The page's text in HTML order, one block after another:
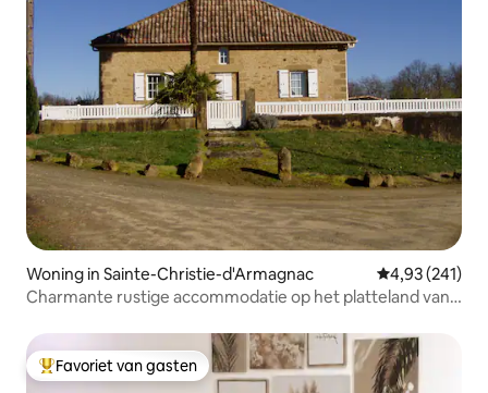
Woning in Sainte-Christie-d'Armagnac Gemiddelde
4,93 (241)
Charmante rustige accommodatie op het platteland van
Topfavoriet van gasten
Favoriet van gasten